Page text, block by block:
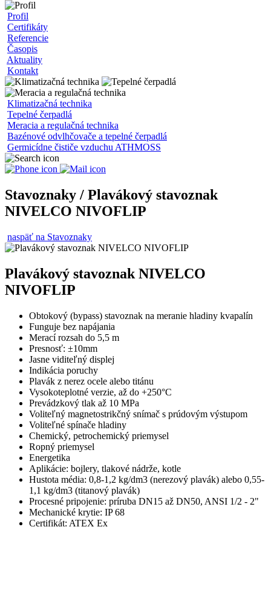
Profil
Certifikáty
Referencie
Časopis
Aktuality
Kontakt
Klimatizačná technika
Tepelné čerpadlá
Meracia a regulačná technika
Bazénové odvlhčovače a tepelné čerpadlá
Germicídne čističe vzduchu ATHMOSS
Stavoznaky / Plavákový stavoznak
NIVELCO NIVOFLIP
naspäť na Stavoznaky
Plavákový stavoznak NIVELCO
NIVOFLIP
Obtokový (bypass) stavoznak na meranie hladiny kvapalín
Funguje bez napájania
Merací rozsah do 5,5 m
Presnosť: ±10mm
Jasne viditeľný displej
Indikácia poruchy
Plavák z nerez ocele alebo titánu
Vysokoteplotné verzie, až do +250°C
Prevádzkový tlak až 10 MPa
Voliteľný magnetostrikčný snímač s prúdovým výstupom
Voliteľné spínače hladiny
Chemický, petrochemický priemysel
Ropný priemysel
Energetika
Aplikácie: bojlery, tlakové nádrže, kotle
Hustota média: 0,8-1,2 kg/dm3 (nerezový plavák) alebo 0,55-
1,1 kg/dm3 (titanový plavák)
Procesné pripojenie: príruba DN15 až DN50, ANSI 1/2 - 2"
Mechanické krytie: IP 68
Certifikát: ATEX Ex